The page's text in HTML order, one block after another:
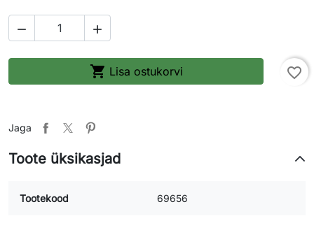
 
 Lisa ostukorvi favorite_border
Jaga
Toote üksikasjad
Tootekood 69656